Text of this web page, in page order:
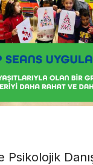
Psikolojik